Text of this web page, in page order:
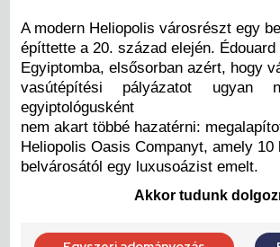
A modern Heliopolis városrészt egy
építtette a 20. század elején.
Egyiptomba, elsősorban azért, hogy
vasútépítési pályázatot
egyiptológusként
nem akart többé hazatérni:
Heliopolis Oasis Companyt, amely
belvárosától egy luxusoázist emelt.
Akkor tudunk